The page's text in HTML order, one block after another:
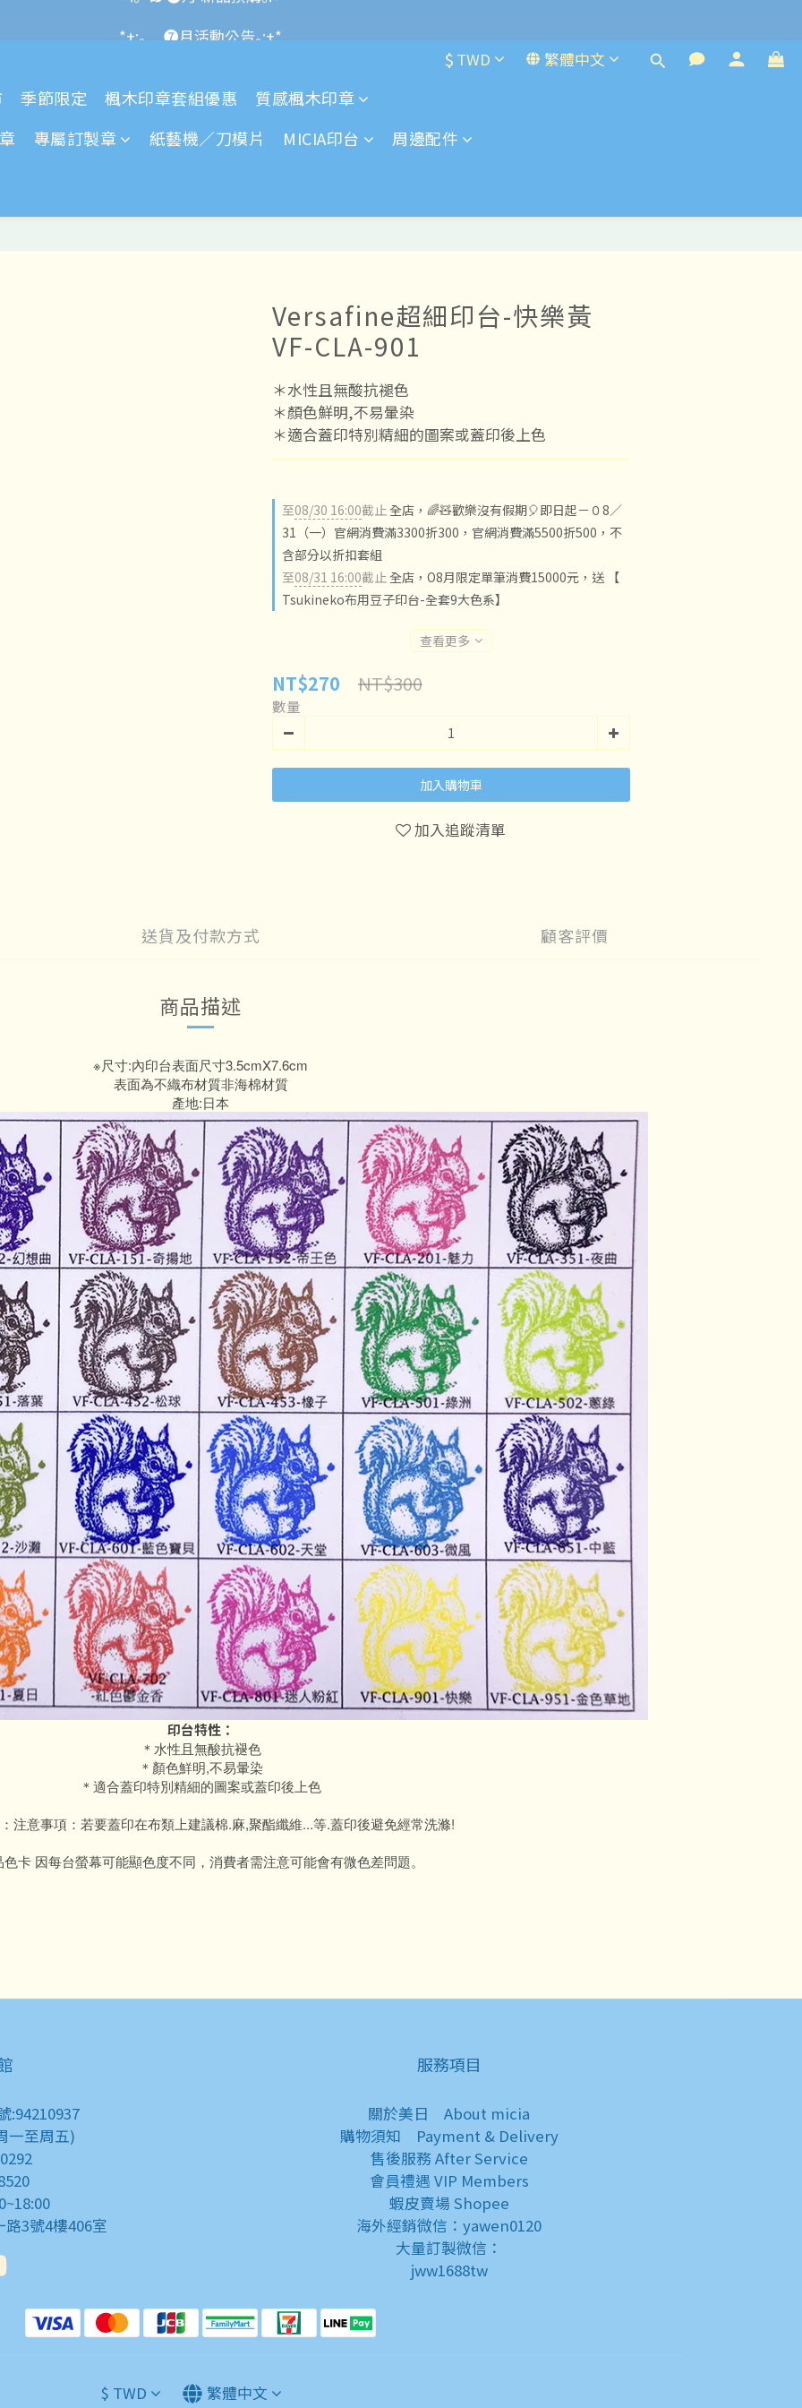
$ TWD 繁體中文
季節限定 楓木印章套組優惠
質感楓木印章
專屬訂製章 紙藝機／刀模片 MICIA印台 周邊配件
Versafine超細印台-快樂黃
VF-CLA-901
＊水性且無酸抗褪色
＊顏色鮮明,不易暈染
＊適合蓋印特別精細的圖案或蓋印後上色
至08/30 16:00截止全店，🌈🧸歡樂沒有假期🎈即日起－０8／
31（一）官網消費滿3300折300，官網消費滿5500折500，不
含部分以折扣套組
至08/31 16:00截止全店，O8月限定單筆消費15000元，送 【
Tsukineko布用豆子印台-全套9大色系】
查看更多
NT$270 NT$300
數量
加入購物車
加入追蹤清單
送貨及付款方式 顧客評價
商品描述
※尺寸:內印台表面尺寸3.5cmX7.6cm
表面為不織布材質非海棉材質
產地:日本
印台特性：
＊水性且無酸抗褪色
＊顏色鮮明,不易暈染
＊適合蓋印特別精細的圖案或蓋印後上色
：注意事項：若要蓋印在布類上建議棉.麻,聚酯纖維...等.蓋印後避免經常洗滌!
卡 因每台螢幕可能顯色度不同，消費者需注意可能會有微色差問題。
:94210937
一至周五)
3號4樓406室
服務項目
關於美日 About micia
購物須知
Payment & Delivery
售後服務 After Service
會員禮遇 VIP Members
蝦皮賣場 Shopee
海外經銷微信：yawen0120
大量訂製微信：
jww1688tw
$ TWD 繁體中文